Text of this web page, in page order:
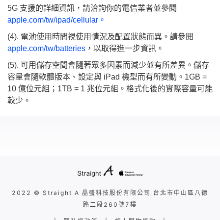
5G 支援的詳細資訊，請洽詢你的電信業者並參閱
apple.com/tw/ipad/cellular。
(4). 電池使用時間視使用情況及配置狀態而異。請參閱
apple.com/tw/batteries ，以取得進一步資訊。
(5). 可用儲存空間會隨著眾多因素而減少並有所差異。儲存
容量會隨軟體版本、設定與 iPad 機型而有所變動。1GB =
10 億位元組；1TB = 1 兆位元組。格式化後的實際容量可能
較少。
2022 © Straight A 晶盛科技股份有限公司 台北市中山區八德
路二段260號7樓